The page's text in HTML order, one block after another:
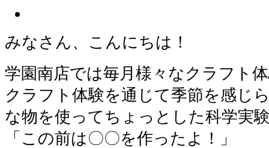
みなさん、こんにちは！
学園南店では毎月様々なクラフト
クラフト体験を通じて季節を感じ
な物を使ってちょっとした科学実
「この前は〇〇を作ったよ！」